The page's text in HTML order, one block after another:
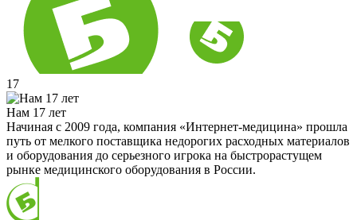
17
Нам 17 лет
Начиная с 2009 года, компания «Интернет-медицина» прошла
путь от мелкого поставщика недорогих расходных материалов
и оборудования до серьезного игрока на быстрорастущем
рынке медицинского оборудования в России.